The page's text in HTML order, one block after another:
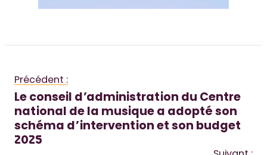
Précédent :
Le conseil d’administration du Centre
national de la musique a adopté son
schéma d’intervention et son budget
2025